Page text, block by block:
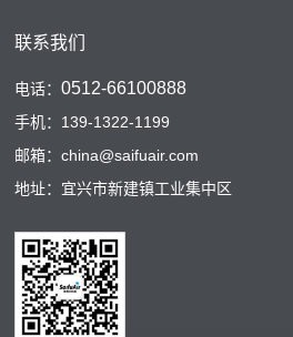
联系我们
电话：0512-66100888
手机：139-1322-1199
邮箱：china@saifuair.com
地址：宜兴市新建镇工业集中区